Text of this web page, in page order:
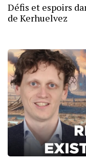
Défis et espoirs
de Kerhuelvez